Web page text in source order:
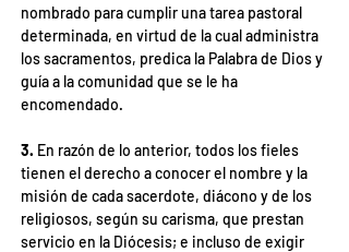
nombrado para cumplir una tarea pastoral
determinada, en virtud de la cual administra
los sacramentos, predica la Palabra de Dios y
guía a la comunidad que se le ha
encomendado.
3. En razón de lo anterior, todos los fieles
tienen el derecho a conocer el nombre y la
misión de cada sacerdote, diácono y de los
religiosos, según su carisma, que prestan
servicio en la Diócesis; e incluso de exigir